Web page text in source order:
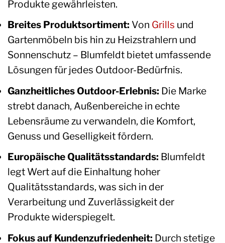
Produkte gewährleisten.
Breites Produktsortiment: Von Grills und
Gartenmöbeln bis hin zu Heizstrahlern und
Sonnenschutz – Blumfeldt bietet umfassende
Lösungen für jedes Outdoor-Bedürfnis.
Ganzheitliches Outdoor-Erlebnis: Die Marke
strebt danach, Außenbereiche in echte
Lebensräume zu verwandeln, die Komfort,
Genuss und Geselligkeit fördern.
Europäische Qualitätsstandards: Blumfeldt
legt Wert auf die Einhaltung hoher
Qualitätsstandards, was sich in der
Verarbeitung und Zuverlässigkeit der
Produkte widerspiegelt.
Fokus auf Kundenzufriedenheit: Durch stetige